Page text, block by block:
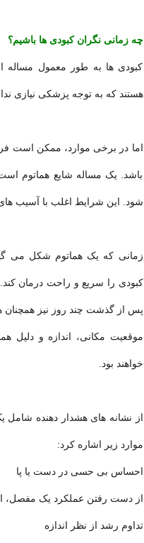
چه زمانی نگران کبودی ها باشیم؟
کبودی ها به طور معمول مساله
هستند که به توجه پزشکی نیازی
اما در برخی موارد، ممکن است
باشد. یک مساله شایع هماتوم
شود. این شرایط اغلب با آسیب
زمانی که یک هماتوم شکل می
کبودی را سریع و راحت درمان
پس از گذشت چند روز نیز
موقعیت مکانی، اندازه و دلیل
خواهند بود.
از نشانه های هشدار دهنده شامل
موارد زیر اشاره کرد:
احساس بی حسی در دست یا پا
از دست رفتن عملکرد یک مفصل،
تداوم رشد از نظر اندازه